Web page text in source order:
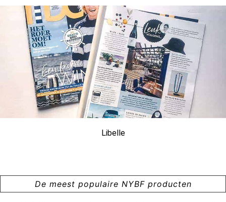
Libelle
De meest populaire NYBF producten